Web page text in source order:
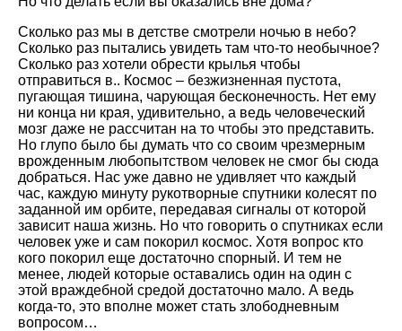
Сколько раз мы в детстве смотрели ночью в небо?
Сколько раз пытались увидеть там что-то необычное?
Сколько раз хотели обрести крылья чтобы
отправиться в.. Космос – безжизненная пустота,
пугающая тишина, чарующая бесконечность. Нет ему
ни конца ни края, удивительно, а ведь человеческий
мозг даже не рассчитан на то чтобы это представить.
Но глупо было бы думать что со своим чрезмерным
врожденным любопытством человек не смог бы сюда
добраться. Нас уже давно не удивляет что каждый
час, каждую минуту рукотворные спутники колесят по
заданной им орбите, передавая сигналы от которой
зависит наша жизнь. Но что говорить о спутниках если
человек уже и сам покорил космос. Хотя вопрос кто
кого покорил еще достаточно спорный. И тем не
менее, людей которые оставались один на один с
этой враждебной средой достаточно мало. А ведь
когда-то, это вполне может стать злободневным
вопросом…